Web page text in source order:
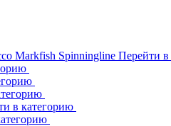
Markfish Spinningline Перейти
в категорию